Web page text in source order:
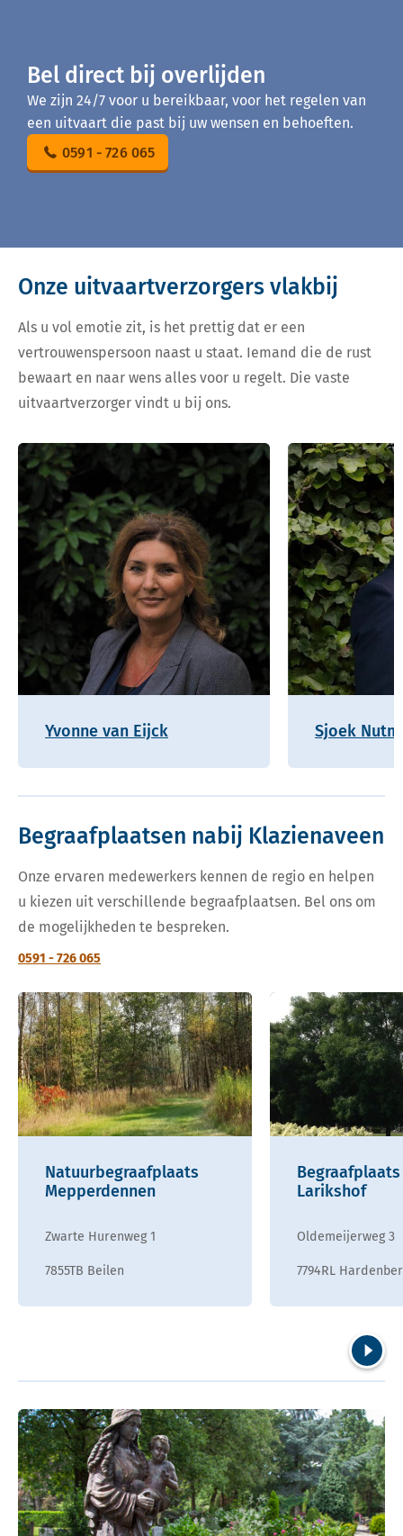
Bel direct bij overlijden
We zijn 24/7 voor u bereikbaar, voor het regelen van
een uitvaart die past bij uw wensen en behoeften.
0591 - 726 065
Onze uitvaartverzorgers vlakbij
Als u vol emotie zit, is het prettig dat er een
vertrouwenspersoon naast u staat. Iemand die de rust
bewaart en naar wens alles voor u regelt. Die vaste
uitvaartverzorger vindt u bij ons.
Yvonne van Eijck Sjoek
Begraafplaatsen nabij Klazienaveen
Onze ervaren medewerkers kennen de regio en helpen
u kiezen uit verschillende begraafplaatsen. Bel ons om
de mogelijkheden te bespreken.
0591 - 726 065
Natuurbegraafplaats
Mepperdennen
Zwarte Hurenweg 1
7855TB Beilen
Begraafplaats
Larikshof
Oldemeijerweg 3
7794RL